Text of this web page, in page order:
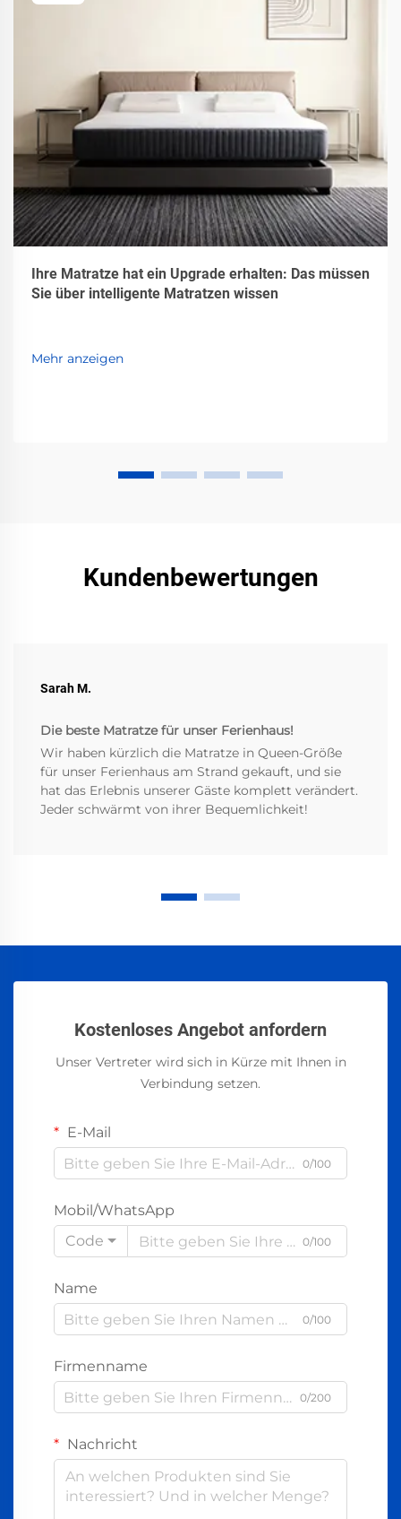
Ihre Matratze hat ein Upgrade erhalten: Das müssen
Sie über intelligente Matratzen wissen
Mehr anzeigen
Kundenbewertungen
Sarah M.
Die beste Matratze für unser Ferienhaus!
Wir haben kürzlich die Matratze in Queen-Größe
für unser Ferienhaus am Strand gekauft, und sie
hat das Erlebnis unserer Gäste komplett verändert.
Jeder schwärmt von ihrer Bequemlichkeit!
Kostenloses Angebot anfordern
Unser Vertreter wird sich in Kürze mit Ihnen in
Verbindung setzen.
E-Mail
0/100
Mobil/WhatsApp
Code
0/100
Name
0/100
Firmenname
0/200
Nachricht